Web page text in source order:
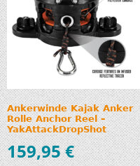
Ankerwinde Kajak Anker
Rolle Anchor Reel –
YakAttackDropShot
159,95€